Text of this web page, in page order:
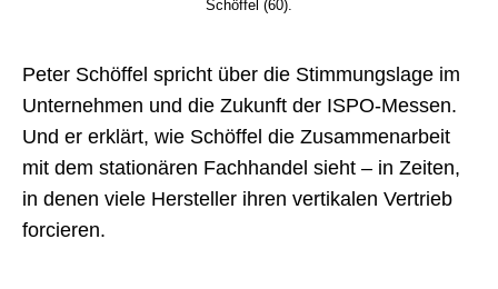
Schöffel (60).
Peter Schöffel spricht über die Stimmungslage im
Unternehmen und die Zukunft der ISPO-Messen.
Und er erklärt, wie Schöffel die Zusammenarbeit
mit dem stationären Fachhandel sieht – in Zeiten,
in denen viele Hersteller ihren vertikalen Vertrieb
forcieren.